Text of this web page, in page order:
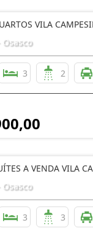
VILA
3 2
A VENDA VILA
3 3